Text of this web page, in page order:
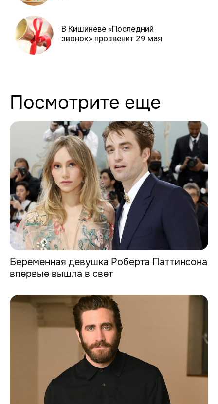
В Кишиневе «Последний
звонок» прозвенит 29 мая
Посмотрите еще
Беременная девушка Роберта Паттинсона
впервые вышла в свет